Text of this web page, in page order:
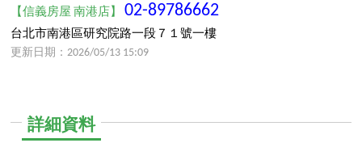
【信義房屋 南港店】02-89786662
台北市南港區研究院路一段７１號一樓
更新日期：2026/05/13 15:09
詳細資料